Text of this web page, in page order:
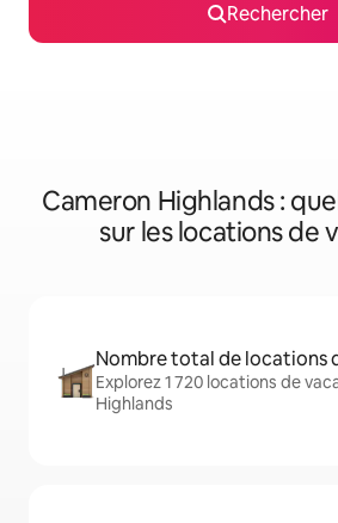
Rechercher
Cameron Highlands :
sur les locations de
Nombre total de locations
Explorez 1 720 locations de
Highlands